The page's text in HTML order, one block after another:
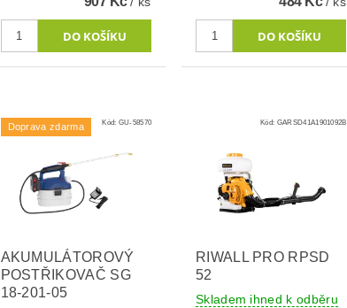
Doprava zdarma Kód: GU-58570
AKUMULÁTOROVÝ
POSTŘIKOVAČ SG
18-201-05
Kód: GARSD41A1901092B
RIWALL PRO RPSD
52
Skladem ihned k odběru